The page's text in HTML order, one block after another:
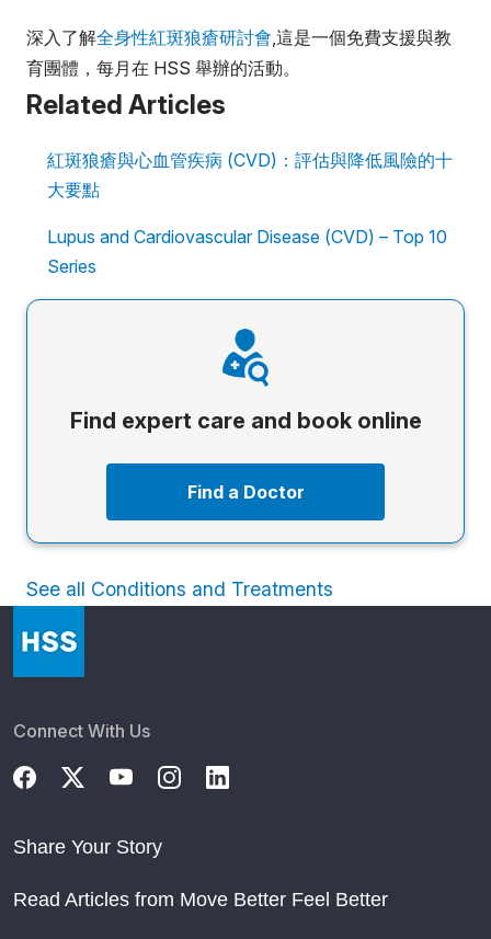
深入了解全身性紅斑狼瘡研討會,這是一個免費支援與教
育團體，每月在 HSS 舉辦的活動。
Related Articles
紅斑狼瘡與心血管疾病 (CVD)：評估與降低風險的十
大要點
Lupus and Cardiovascular Disease (CVD) – Top 10
Series
Find expert care and book online
Find a Doctor
See all Conditions and Treatments
Connect With Us
Share Your Story
Read Articles from Move Better Feel Better